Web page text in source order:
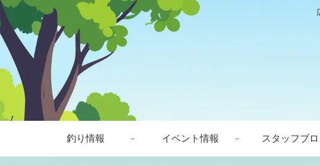
釣り情報 イベント情報 スタッフブ